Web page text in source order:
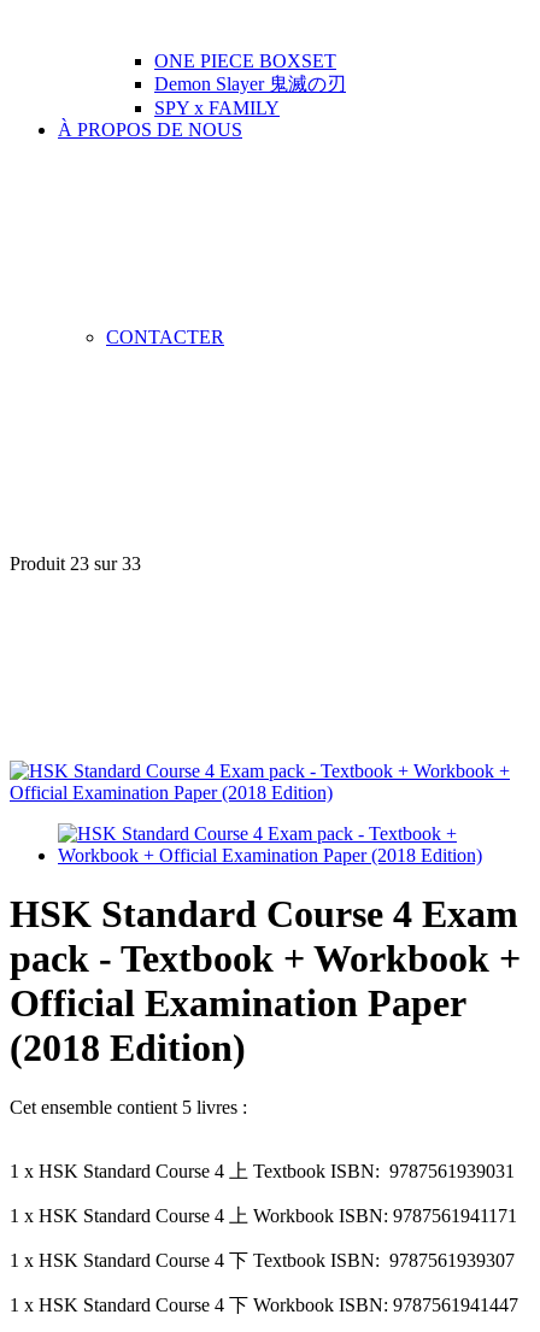
ONE PIECE BOXSET
Demon Slayer 鬼滅の刃
SPY x FAMILY
À PROPOS DE NOUS
CONTACTER
Produit 23 sur 33
HSK Standard Course 4 Exam
pack - Textbook + Workbook +
Official Examination Paper
(2018 Edition)
Cet ensemble contient 5 livres :
1 x HSK Standard Course 4 上 Textbook ISBN: 9787561939031
1 x HSK Standard Course 4 上 Workbook ISBN: 9787561941171
1 x HSK Standard Course 4 下 Textbook ISBN: 9787561939307
1 x HSK Standard Course 4 下 Workbook ISBN: 9787561941447